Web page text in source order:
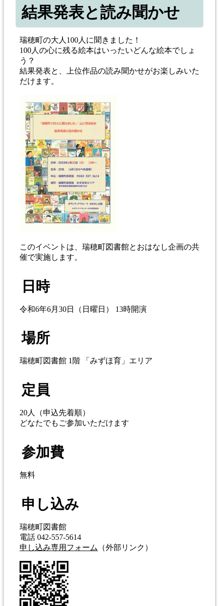
結果発表と読み聞かせ
瑞穂町の大人100人に聞きました！
100人の心に残る絵本はいったいどんな絵本でしょ
う？
結果発表と、上位作品の読み聞かせがお楽しみいた
だけます。
このイベントは、瑞穂町図書館とおはなし企画の共
催で実施します。
日時
令和6年6月30日（日曜日） 13時開演
場所
瑞穂町図書館 1階 「みずほ育」エリア
定員
20人（申込先着順）
どなたでもご参加いただけます
参加費
無料
申し込み
瑞穂町図書館
電話 042-557-5614
申し込み専用フォーム
（外部リンク）